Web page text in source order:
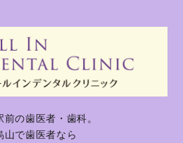
前の歯医者・歯科。
山で歯医者なら